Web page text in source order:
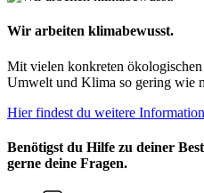
Wir arbeiten klimabewusst.
Mit vielen konkreten
Umwelt und Klima so gering wie
Hier findest du weitere
Benötigst du Hilfe zu deiner
gerne deine Fragen.